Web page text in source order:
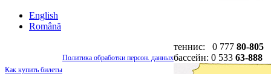
English
Română
Политика обработки персон. данных
Как купить билеты
теннис: 0 777 80-805
бассейн: 0 533 63-888